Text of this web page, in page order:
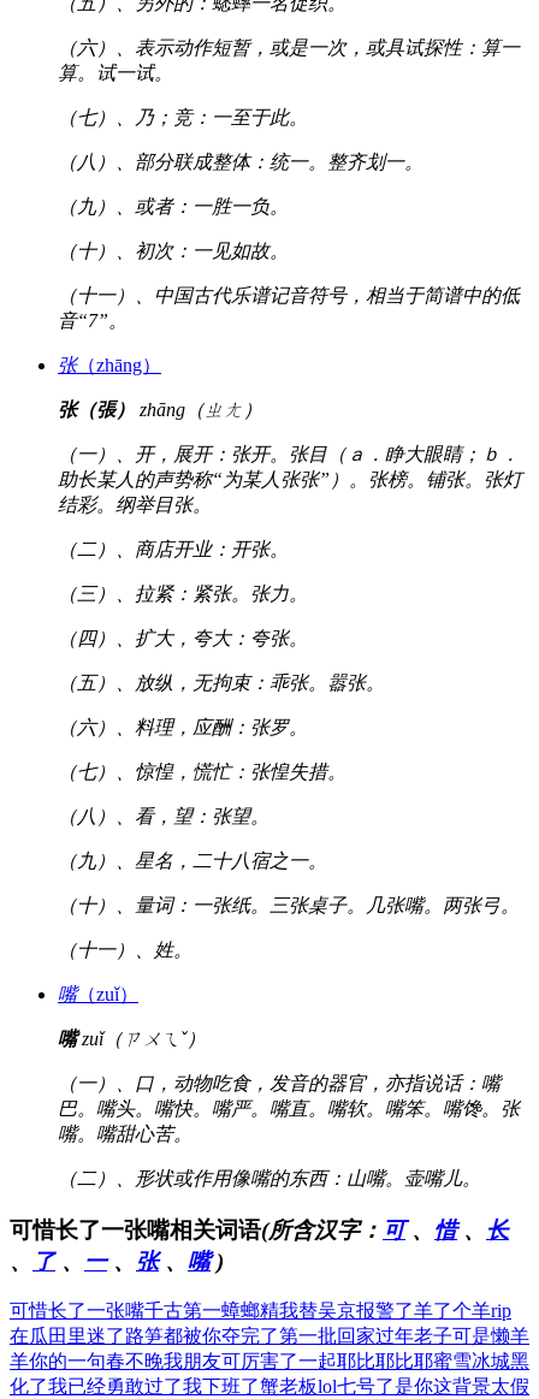
（六）、表示动作短暂，或是一次，或具试探性：算一
算。试一试。
（七）、乃；竞：一至于此。
（八）、部分联成整体：统一。整齐划一。
（九）、或者：一胜一负。
（十）、初次：一见如故。
（十一）、中国古代乐谱记音符号，相当于简谱中的低
音“7”。
张（zhāng）
张（張） zhāng（ㄓㄤ）
（一）、开，展开：张开。张目（ａ．睁大眼睛；ｂ．
助长某人的声势称“为某人张张”）。张榜。铺张。张灯
结彩。纲举目张。
（二）、商店开业：开张。
（三）、拉紧：紧张。张力。
（四）、扩大，夸大：夸张。
（五）、放纵，无拘束：乖张。嚣张。
（六）、料理，应酬：张罗。
（七）、惊惶，慌忙：张惶失措。
（八）、看，望：张望。
（九）、星名，二十八宿之一。
（十）、量词：一张纸。三张桌子。几张嘴。两张弓。
（十一）、姓。
嘴（zuǐ）
嘴zuǐ（ㄗㄨㄟˇ）
（一）、口，动物吃食，发音的器官，亦指说话：嘴
巴。嘴头。嘴快。嘴严。嘴直。嘴软。嘴笨。嘴馋。张
嘴。嘴甜心苦。
（二）、形状或作用像嘴的东西：山嘴。壶嘴儿。
可惜长了一张嘴相关词语(所含汉字： 可、 惜、 长
、
了、 一、 张、 嘴)
可惜长了一张嘴千古第一蟑螂精我替吴京报警了羊了个羊rip
在瓜田里迷了路笋都被你夺完了第一批回家过年老子可是懒羊
羊你的一句春不晚我朋友可厉害了一起耶比耶比耶蜜雪冰城黑
化了我已经勇敢过了我下班了蟹老板lol七号了是你这背景太假